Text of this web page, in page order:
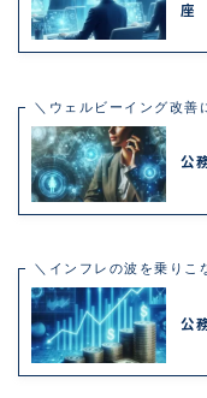
座
＼ウェルビーイング改善
公
＼インフレの波を乗りこ
公